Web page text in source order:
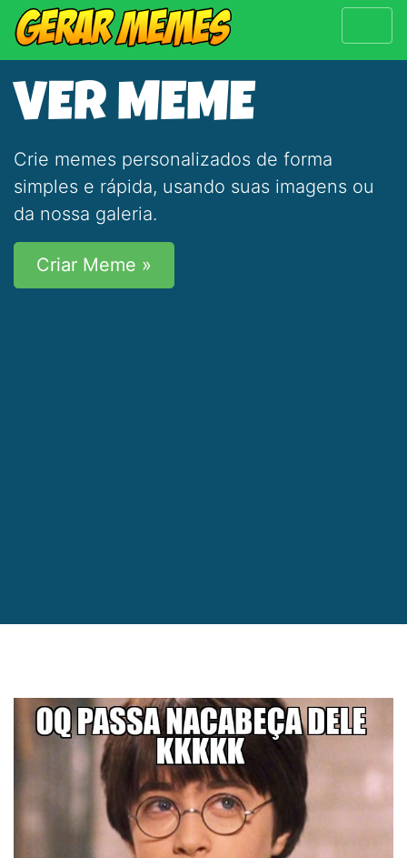
VER MEME
Crie memes personalizados de forma
simples e rápida, usando suas imagens ou
da nossa galeria.
Criar Meme »